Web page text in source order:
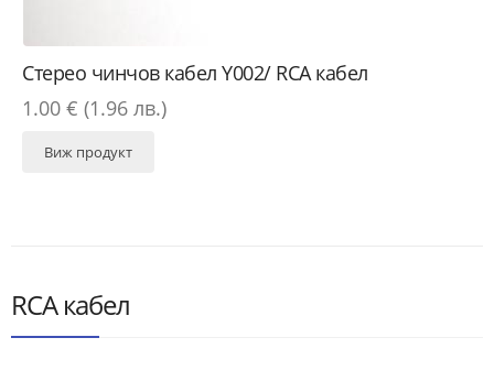
Стерео чинчов кабел Y002/ RCA кабел
1.00 € (1.96 лв.)
Виж продукт
RCA кабел